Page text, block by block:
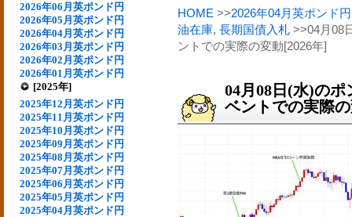
2026年06月英ポンド円
2026年05月英ポンド円
2026年04月英ポンド円
2026年03月英ポンド円
2026年02月英ポンド円
2026年01月英ポンド円
[2025年]
2025年12月英ポンド円
2025年11月英ポンド円
2025年10月英ポンド円
2025年09月英ポンド円
2025年08月英ポンド円
2025年07月英ポンド円
2025年06月英ポンド円
2025年05月英ポンド円
2025年04月英ポンド円
HOME >>2026年04月英ポンド円
油在庫, 長期国債入札 >>04月08
ントでの実際の変動[2026年]
04月08日(水)の
ベントでの実際